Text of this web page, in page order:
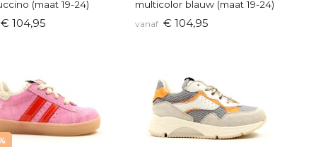
(maat 19-24)
€ 104,95
multicolor blauw (maat 19-24)
vanaf € 104,95